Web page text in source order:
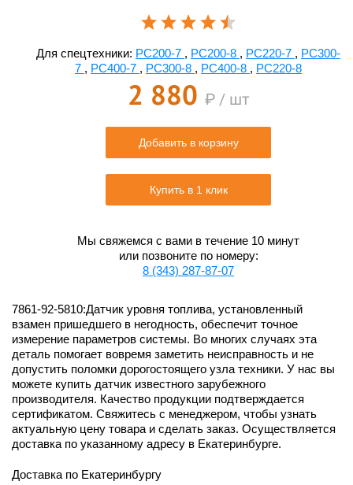
Для спецтехники: PC200-7 , PC200-8 , PC220-7 , PC300-
7 , PC400-7 , PC300-8 , PC400-8 , PC220-8
2 880 ₽ / шт
Добавить в корзину
Купить в 1 клик
Мы свяжемся с вами в течение 10 минут
или позвоните по номеру:
8 (343) 287-87-07
7861-92-5810:Датчик уровня топлива, установленный
взамен пришедшего в негодность, обеспечит точное
измерение параметров системы. Во многих случаях эта
деталь помогает вовремя заметить неисправность и не
допустить поломки дорогостоящего узла техники. У нас вы
можете купить датчик известного зарубежного
производителя. Качество продукции подтверждается
сертификатом. Свяжитесь с менеджером, чтобы узнать
актуальную цену товара и сделать заказ. Осуществляется
доставка по указанному адресу в Екатеринбурге.
Доставка по Екатеринбургу